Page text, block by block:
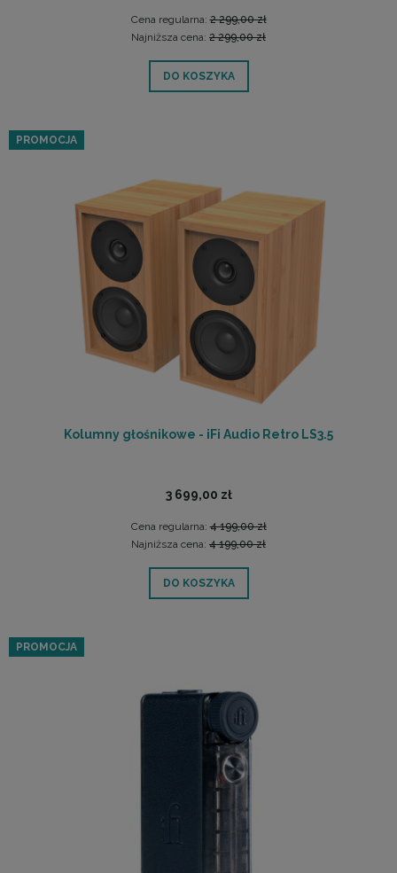
Cena regularna:2 299,00 zł
Najniższa cena: 2 299,00 zł
DO KOSZYKA
Kolumny głośnikowe - iFi Audio Retro LS3.5
3 699,00 zł
Cena regularna:4 199,00 zł
Najniższa cena: 4 199,00 zł
DO KOSZYKA
PROMOCJA
PROMOCJA